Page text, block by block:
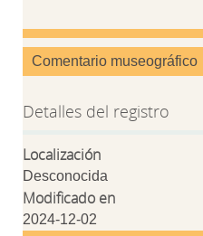
Comentario museográfico
Detalles del registro
Localización
Desconocida
Modificado en
2024-12-02